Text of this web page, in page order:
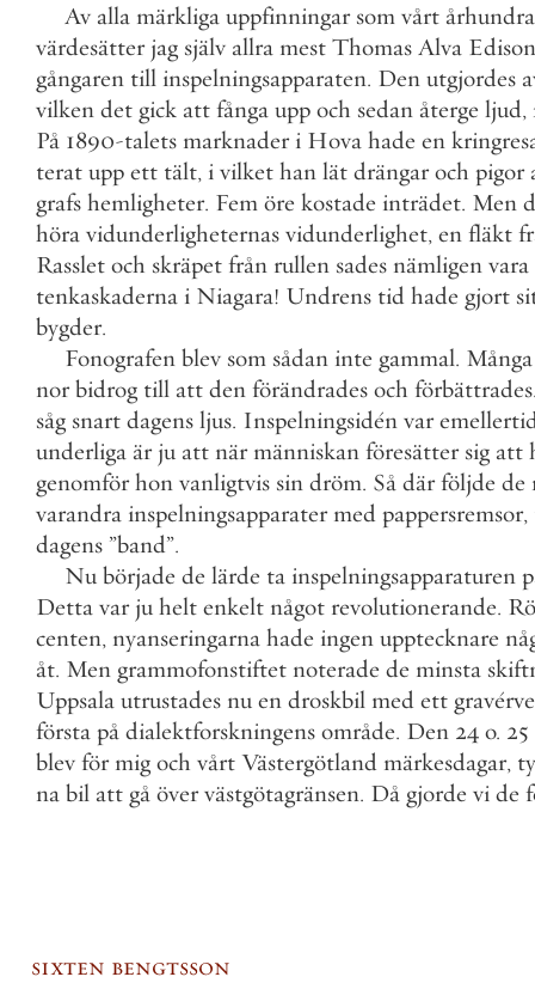
Av alla märkliga uppfinningar som vårt
värdesätter jag själv allra mest Thomas Alva
gångaren till inspelningsapparaten. Den utgjordes
vilken det gick att fånga upp och sedan återge ljud,
På 1890-talets marknader i Hova hade en
terat upp ett tält, i vilket han lät drängar och pigor
grafs hemligheter. Fem öre kostade inträdet. Men
höra vidunderligheternas vidunderlighet, en fläkt
Rasslet och skräpet från rullen sades nämligen vara
tenkaskaderna i Niagara! Undrens tid hade gjort
bygder.
Fonografen blev som sådan inte gammal. Många
nor bidrog till att den förändrades och förbättrades
såg snart dagens ljus. Inspelningsidén var
underliga är ju att när människan föresätter sig att
genomför hon vanligtvis sin dröm. Så där följde de
varandra inspelningsapparater med pappersremsor,
dagens ”band”.
Nu började de lärde ta inspelningsapparaturen
Detta var ju helt enkelt något revolutionerande.
centen, nyanseringarna hade ingen upptecknare
åt. Men grammofonstiftet noterade de minsta
Uppsala utrustades nu en droskbil med ett
första på dialektforskningens område. Den 24 o. 25
blev för mig och vårt Västergötland märkesdagar, ty
na bil att gå över västgötagränsen. Då gjorde vi de
sixten bengtsson